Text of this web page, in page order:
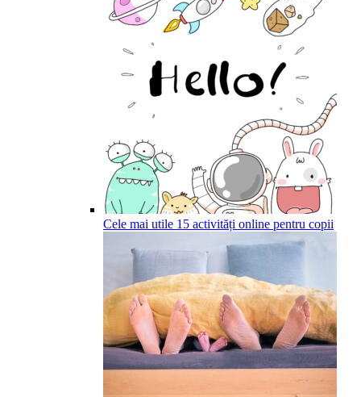
Cele mai utile 15 activități online pentru copii